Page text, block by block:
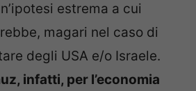
estrema a cui
magari nel caso di
degli USA e/o Israele.
infatti, per l’economia